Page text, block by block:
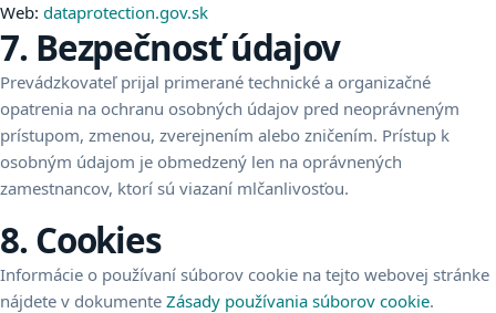
Web: dataprotection.gov.sk
7. Bezpečnosť údajov
Prevádzkovateľ prijal primerané technické a organizačné
opatrenia na ochranu osobných údajov pred neoprávneným
prístupom, zmenou, zverejnením alebo zničením. Prístup k
osobným údajom je obmedzený len na oprávnených
zamestnancov, ktorí sú viazaní mlčanlivosťou.
8. Cookies
Informácie o používaní súborov cookie na tejto webovej stránke
nájdete v dokumente Zásady používania súborov cookie.